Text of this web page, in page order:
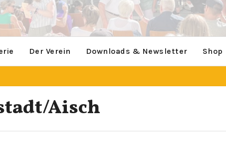
Der Verein Downloads & Newsletter Shop
Aisch